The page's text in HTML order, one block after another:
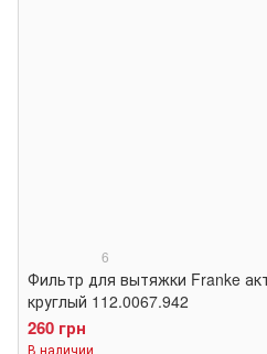
6
Фильтр для вытяжки Franke
круглый 112.0067.942
260 грн
В наличии